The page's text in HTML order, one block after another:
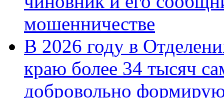
мошенничестве
В 2026 году в
краю более 34 тысяч
добровольно